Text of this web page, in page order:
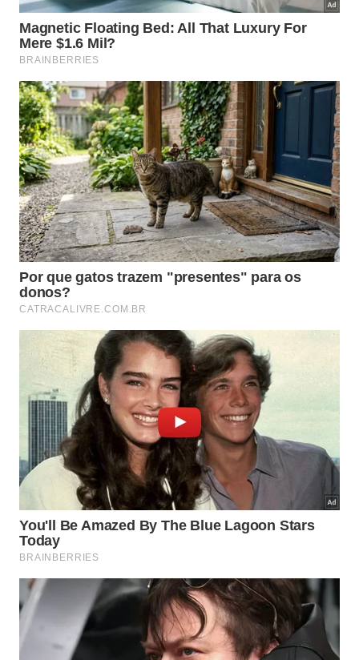
Vista da orla de Maceió, capital de Alagoas -Jonathan
Lins/ Secom Maceió
Durante a viagem, aproveite para conhecer as
praias próximas, como naexcursão para a Praia do
Gunga, ao sul, cercada por falésias e coqueirais. E
não deixe de conhecer a
norte, onde você poderá mergulhar nas piscinas
naturais em alto-mar. Uma alternativa é fazer uma
excursão privada para Maragogi para 4 pessoas,
ideal para famílias.